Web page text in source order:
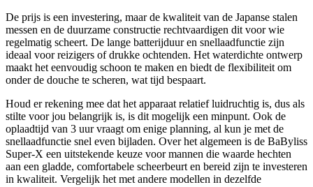
De prijs is een investering, maar de kwaliteit van de Japanse stalen
messen en de duurzame constructie rechtvaardigen dit voor wie
regelmatig scheert. De lange batterijduur en snellaadfunctie zijn
ideaal voor reizigers of drukke ochtenden. Het waterdichte ontwerp
maakt het eenvoudig schoon te maken en biedt de flexibiliteit om
onder de douche te scheren, wat tijd bespaart.
Houd er rekening mee dat het apparaat relatief luidruchtig is, dus als
stilte voor jou belangrijk is, is dit mogelijk een minpunt. Ook de
oplaadtijd van 3 uur vraagt om enige planning, al kun je met de
snellaadfunctie snel even bijladen. Over het algemeen is de BaByliss
Super-X een uitstekende keuze voor mannen die waarde hechten
aan een gladde, comfortabele scheerbeurt en bereid zijn te investeren
in kwaliteit. Vergelijk het met andere modellen in dezelfde